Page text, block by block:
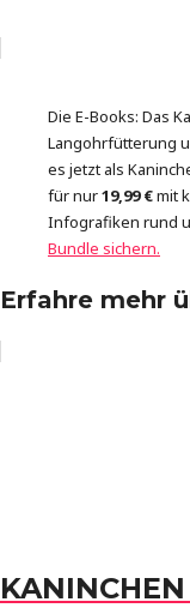
Die E-Books: Das
Langohrfütterung
es jetzt als
für nur19,99 €mit
Infografiken rund
Bundle sichern.
Erfahre mehr